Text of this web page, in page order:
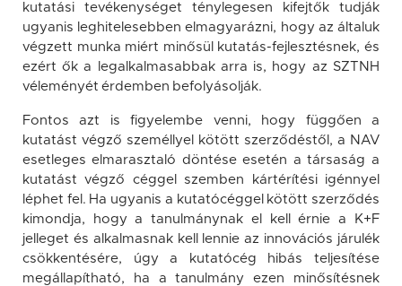
kutatási tevékenységet ténylegesen kifejtők tudják
ugyanis leghitelesebben elmagyarázni, hogy az általuk
végzett munka miért minősül kutatás-fejlesztésnek, és
ezért ők a legalkalmasabbak arra is, hogy az SZTNH
véleményét érdemben befolyásolják.
Fontos azt is figyelembe venni, hogy függően a
kutatást végző személlyel kötött szerződéstől, a NAV
esetleges elmarasztaló döntése esetén a társaság a
kutatást végző céggel szemben kártérítési igénnyel
léphet fel. Ha ugyanis a kutatócéggel kötött szerződés
kimondja, hogy a tanulmánynak el kell érnie a K+F
jelleget és alkalmasnak kell lennie az innovációs járulék
csökkentésére, úgy a kutatócég hibás teljesítése
megállapítható, ha a tanulmány ezen minősítésnek